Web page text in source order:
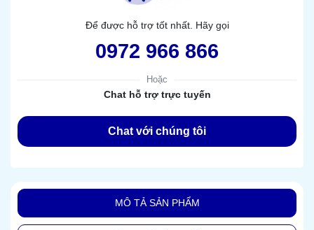
Để được hỗ trợ tốt nhất. Hãy gọi
0972 966 866
Hoặc
Chat hỗ trợ trực tuyến
Chat với chúng tôi
MÔ TẢ SẢN PHẨM